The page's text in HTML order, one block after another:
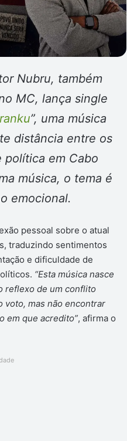
Nubru, também
MC, lança single
”, uma música
distância entre os
política em Cabo
música, o tema é
emocional.
pessoal sobre o atual
traduzindo sentimentos
e dificuldade de
“Esta música nasce
reflexo de um conflito
mas não encontrar
em que acredito”, afirma o